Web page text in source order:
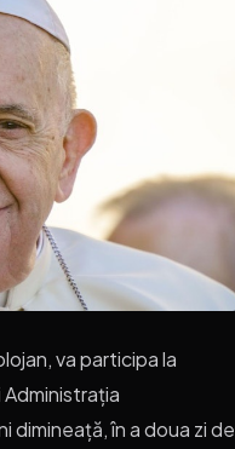
va participa la
dimineață, în a doua zi de